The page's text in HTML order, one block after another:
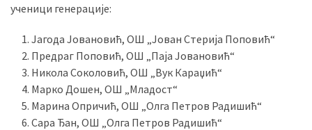
ученици генерације:
Јагода Јовановић, ОШ „Јован Стерија Поповић“
Предраг Поповић, ОШ „Паја Јовановић“
Никола Соколовић, ОШ „Вук Караџић“
Марко Дошен, ОШ „Младост“
Марина Опричић, ОШ „Олга Петров Радишић“
Сара Ђан, ОШ „Олга Петров Радишић“